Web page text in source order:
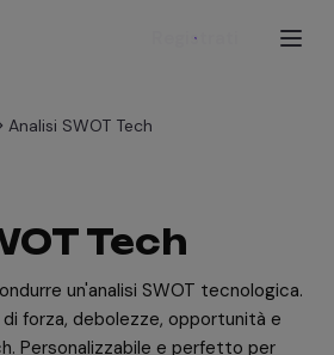
Registrati
Analisi SWOT Tech
Tech
un'analisi SWOT tecnologica.
forza, debolezze, opportunità e
Personalizzabile e perfetto per